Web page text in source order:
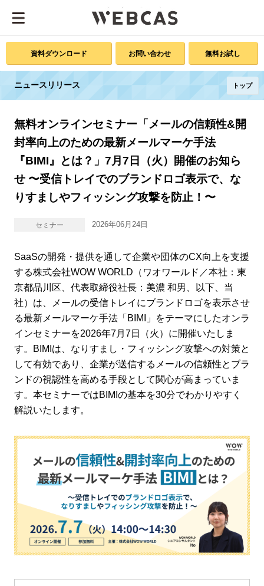
資料ダウンロード お問い合わせ 無料お試し
ニュースリリース トップ
無料オンラインセミナー「メールの信頼性&開
封率向上のための最新メールマーケ手法
『BIMI』とは？」7月7日（火）開催のお知ら
せ 〜受信トレイでのブランドロゴ表示で、な
りすましやフィッシング攻撃を防止！〜
セミナー 2026年06月24日
SaaSの開発・提供を通して企業や団体のCX向上を支援
する株式会社WOW WORLD（ワオワールド／本社：東
京都品川区、代表取締役社長：美濃 和男、以下、当
社）は、メールの受信トレイにブランドロゴを表示させ
る最新メールマーケ手法「BIMI」をテーマにしたオンラ
インセミナーを2026年7月7日（火）に開催いたしま
す。BIMIは、なりすまし・フィッシング攻撃への対策と
して有効であり、企業が送信するメールの信頼性とブラ
ンドの視認性を高める手段として関心が高まっていま
す。本セミナーではBIMIの基本を30分でわかりやすく
解説いたします。